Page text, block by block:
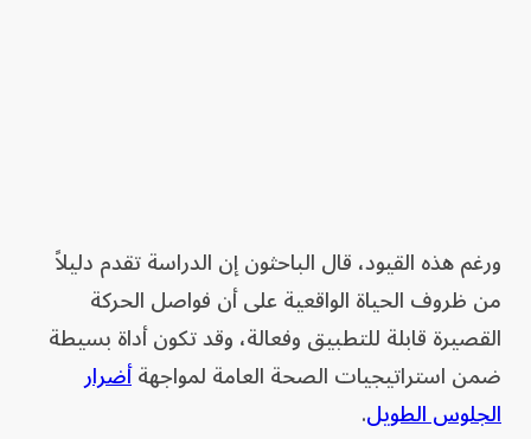
ورغم هذه القيود، قال الباحثون إن الدراسة تقدم دليلاً
من ظروف الحياة الواقعية على أن فواصل الحركة
القصيرة قابلة للتطبيق وفعالة، وقد تكون أداة بسيطة
ضمن استراتيجيات الصحة العامة لمواجهةأضرار
الجلوس الطويل.